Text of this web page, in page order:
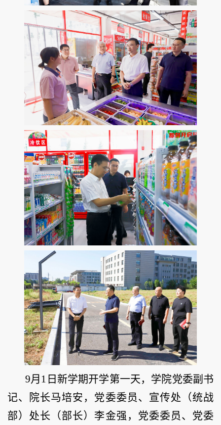
9月1日新学期开学第一天，学院党委副书
记、院长马培安，党委委员、宣传处（统战
部）处长（部长）李金强，党委委员、党委